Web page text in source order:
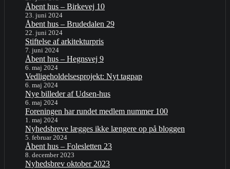
Åbent hus – Birkevej 10
23. juni 2024
Åbent hus – Brudedalen 29
22. juni 2024
Stiftelse af arkitekturpris
7. juni 2024
Åbent hus – Hegnsvej 9
6. maj 2024
Vedligeholdelsesprojekt: Nyt tagpap
6. maj 2024
Nye billeder af Udsen-hus
6. maj 2024
Foreningen har rundet medlem nummer 100
1. maj 2024
Nyhedsbreve lægges ikke længere op på bloggen
5. februar 2024
Åbent hus – Folesletten 23
8. december 2023
Nyhedsbrev oktober 2023